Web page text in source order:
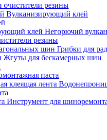
резины
Вулканизирующий клей
Негорючий
резины
Грибки для
Жгуты для бескамерных шин
паста
Инструмент для